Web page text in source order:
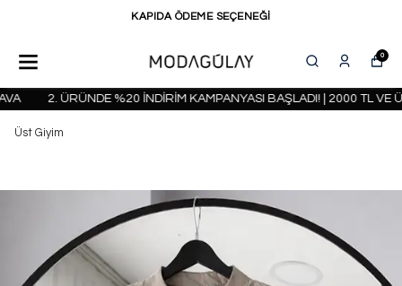
KAPIDA ÖDEME SEÇENEĞİ
0
2. ÜRÜNDE %20 İNDİRİM KAMPANYASI BAŞLADI! | 2000 TL VE
Üst Giyim